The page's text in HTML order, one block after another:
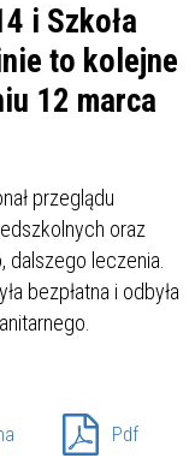
i Szkoła
to kolejne
12 marca
przeglądu
oraz
dalszego leczenia.
bezpłatna i odbyła
Pdf